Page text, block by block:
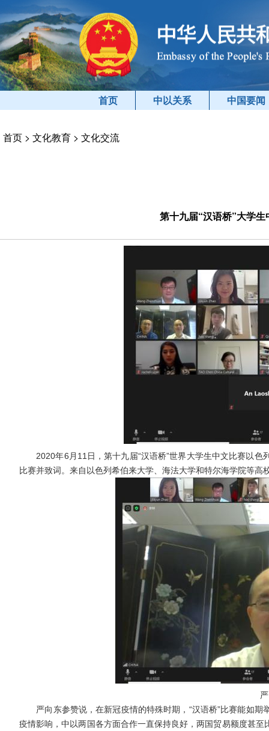
首页 中以关系 中国要闻
首页 > 文化教育 > 文化交流
第十九届“汉语桥”大学
2020年6月11日，第十九届“汉语桥”世界大学生中文比赛以色
比赛并致词。来自以色列希伯来大学、海法大学和特尔海学院等高
严向东参赞说，在新冠疫情的特殊时期，“汉语桥”比赛能如期
疫情影响，中以两国各方面合作一直保持良好，两国贸易额度甚